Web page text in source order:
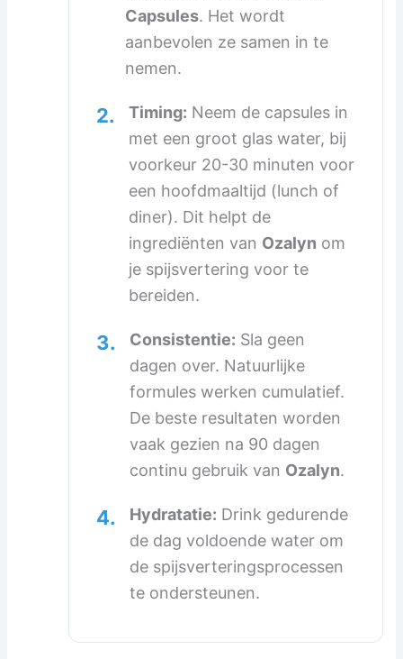
Capsules. Het wordt
aanbevolen ze samen in te
nemen.
2. Timing: Neem de capsules in
met een groot glas water, bij
voorkeur 20-30 minuten voor
een hoofdmaaltijd (lunch of
diner). Dit helpt de
ingrediënten van Ozalyn om
je spijsvertering voor te
bereiden.
3. Consistentie: Sla geen
dagen over. Natuurlijke
formules werken cumulatief.
De beste resultaten worden
vaak gezien na 90 dagen
continu gebruik van Ozalyn.
4. Hydratatie: Drink gedurende
de dag voldoende water om
de spijsverteringsprocessen
te ondersteunen.